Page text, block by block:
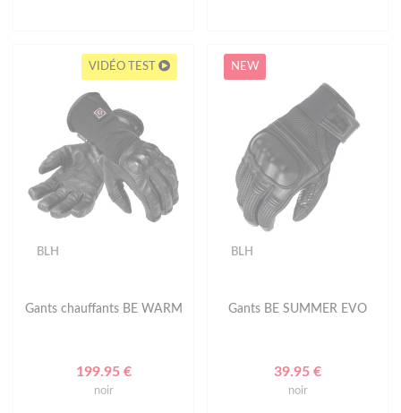
VIDÉO TEST
BLH
Gants chauffants BE WARM
199.95 €
noir
NEW
BLH
Gants BE SUMMER EVO
39.95 €
noir